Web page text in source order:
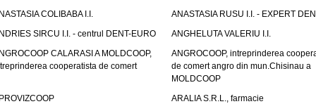
COLIBABA I.I.
ANASTASIA RUSU I.I. - EXPERT
SIRCU I.I. - centrul DENT-EURO
ANGHELUTA VALERIU I.I.
CALARASI A MOLDCOOP,
cooperatista de comert
ANGROCOOP, intreprinderea
de comert angro din mun.Chisinau a
MOLDCOOP
ARALIA S.R.L., farmacie